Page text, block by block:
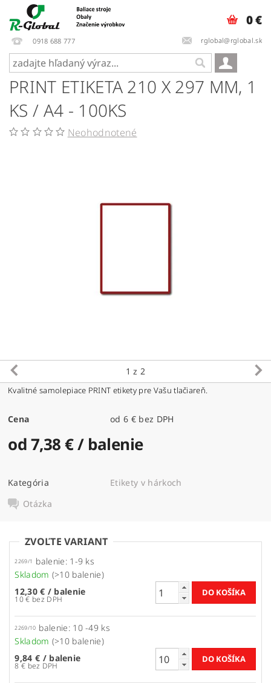
0918 688 777 rglobal@rglobal.sk
0 €
PRINT ETIKETA 210 X 297 MM, 1
KS / A4 - 100KS
Neohodnotené
1 z 2
Kvalitné samolepiace PRINT etikety pre Vašu tlačiareň.
Cena od 6 € bez DPH
od 7,38 €/ balenie
Kategória
Etikety v hárkoch
Otázka
ZVOĽTE VARIANT
2269/1
balenie: 1-9 ks
Skladom (>10 balenie)
12,30 € / balenie
10 € bez DPH
2269/10 balenie: 10 -49 ks
Skladom (>10 balenie)
9,84 € / balenie
8 € bez DPH